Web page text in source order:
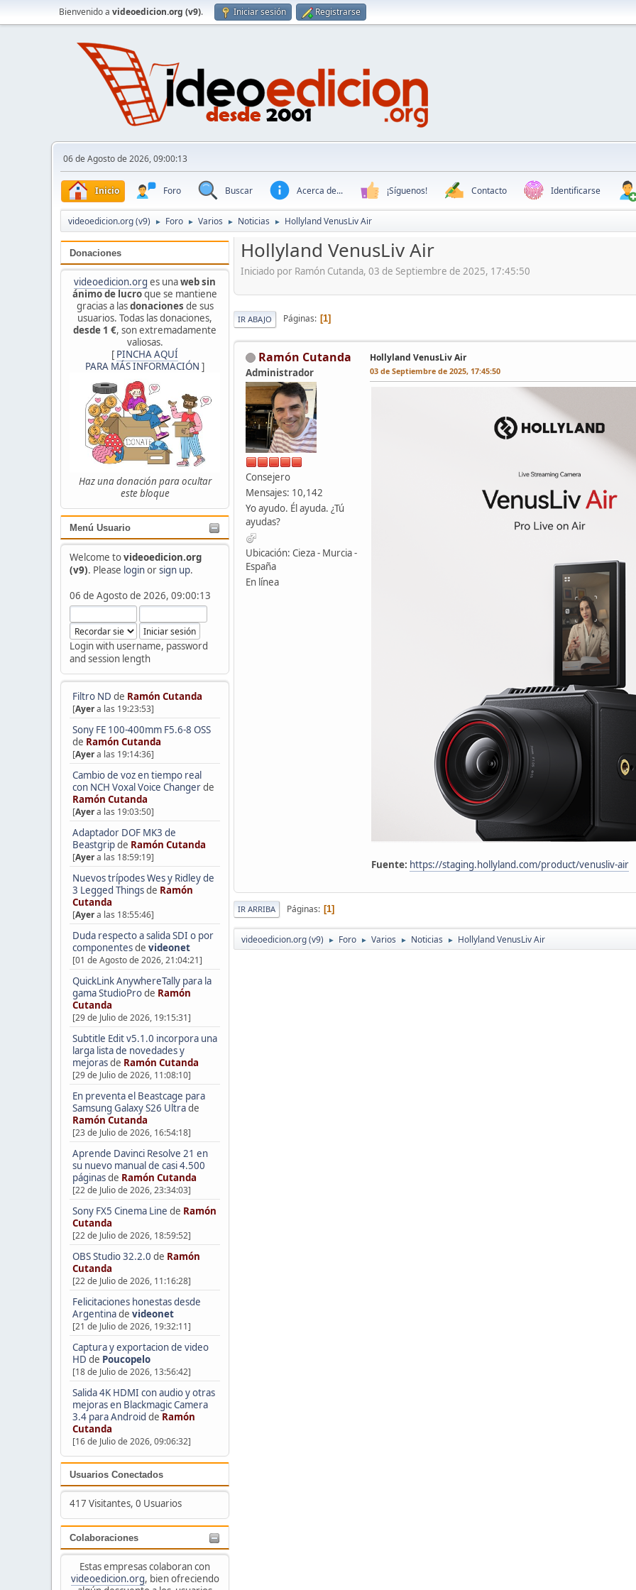
Bienvenido a videoedicion.org (v9). Iniciar sesión Registrarse
06 de Agosto de 2026, 09:00:13
Inicio Foro Buscar Acerca de... ¡Síguenos! Contacto Identificarse
videoedicion.org (v9) ► Foro ► Varios ► Noticias ► Hollyland VenusLiv Air
Donaciones
videoedicion.org es unaweb sin
ánimo de lucroque se mantiene
gracias a lasdonaciones de sus
usuarios. Todas las donaciones,
desde 1 €, son extremadamente
valiosas.
[ PINCHA AQUÍ
PARA MÁS INFORMACIÓN ]
Haz una donación para ocultar
este bloque
Menú Usuario
Welcome tovideoedicion.org
(v9). Please loginorsign up.
06 de Agosto de 2026, 09:00:13
Login with username, password
and session length
Filtro ND de Ramón Cutanda
[Ayera las 19:23:53]
Sony FE 100-400mm F5.6-8 OSS
de Ramón Cutanda
[Ayera las 19:14:36]
Cambio de voz en tiempo real
con NCH Voxal Voice Changerde
Ramón Cutanda
[Ayera las 19:03:50]
Adaptador DOF MK3 de
Beastgripde Ramón Cutanda
[Ayera las 18:59:19]
Nuevos trípodes Wes y Ridley de
3 Legged Thingsde Ramón
Cutanda
[Ayera las 18:55:46]
Duda respecto a salida SDI o por
componentesde videonet
[01 de Agosto de 2026, 21:04:21]
QuickLink AnywhereTally para la
gama StudioProde Ramón
Cutanda
[29 de Julio de 2026, 19:15:31]
Subtitle Edit v5.1.0 incorpora una
larga lista de novedades y
mejorasde Ramón Cutanda
[29 de Julio de 2026, 11:08:10]
En preventa el Beastcage para
Samsung Galaxy S26 Ultrade
Ramón Cutanda
[23 de Julio de 2026, 16:54:18]
Aprende Davinci Resolve 21 en
su nuevo manual de casi 4.500
páginasde Ramón Cutanda
[22 de Julio de 2026, 23:34:03]
Sony FX5 Cinema Line de Ramón
Cutanda
[22 de Julio de 2026, 18:59:52]
OBS Studio 32.2.0 de Ramón
Cutanda
[22 de Julio de 2026, 11:16:28]
Felicitaciones honestas desde
Argentinade videonet
[21 de Julio de 2026, 19:32:11]
Captura y exportacion de video
HD de Poucopelo
[18 de Julio de 2026, 13:56:42]
Salida 4K HDMI con audio y otras
mejoras en Blackmagic Camera
3.4 para Android de Ramón
Cutanda
[16 de Julio de 2026, 09:06:32]
Usuarios Conectados
417 Visitantes, 0 Usuarios
Colaboraciones
Estas empresas colaboran con
videoedicion.org, bien ofreciendo
Hollyland VenusLiv Air
Iniciado por Ramón Cutanda, 03 de Septiembre de 2025, 17:45:50
IR ABAJO Páginas 1
Ramón Cutanda
Administrador
Consejero
Mensajes: 10,142
Yo ayudo. Él ayuda. ¿Tú
ayudas?
Ubicación: Cieza - Murcia -
España
En línea
Hollyland VenusLiv Air
03 de Septiembre de 2025, 17:45:50
Fuente: https://staging.hollyland.com/product/venusliv-air
IR ARRIBA Páginas 1
videoedicion.org (v9) ► Foro ► Varios ► Noticias ► Hollyland VenusLiv Air